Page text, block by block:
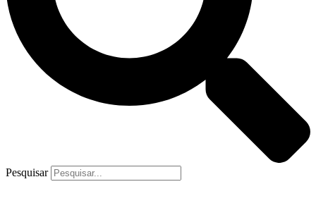
Pesquisar